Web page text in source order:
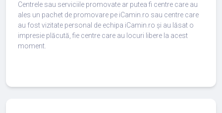
Centrele sau serviciile promovate ar putea fi centre care au
ales un pachet de promovare pe iCamin.ro sau centre care
au fost vizitate personal de echipa iCamin.ro și au lăsat o
impresie plăcută, fie centre care au locuri libere la acest
moment.